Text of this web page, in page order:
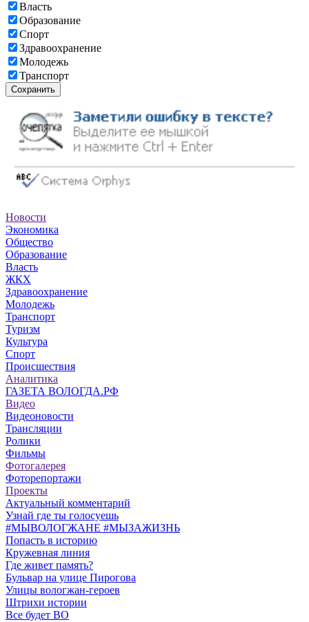
Власть
Образование
Спорт
Здравоохранение
Молодежь
Транспорт
Сохранить
Новости
Экономика
Общество
Образование
Власть
ЖКХ
Здравоохранение
Молодежь
Транспорт
Туризм
Культура
Спорт
Происшествия
Аналитика
ГАЗЕТА ВОЛОГДА.РФ
Видео
Видеоновости
Трансляции
Ролики
Фильмы
Фотогалерея
Фоторепортажи
Проекты
Актуальный комментарий
Узнай где ты голосуешь
#МЫВОЛОГЖАНЕ #МЫЗАЖИЗНЬ
Попасть в историю
Кружевная линия
Где живет память?
Бульвар на улице Пирогова
Улицы вологжан-героев
Штрихи истории
Все будет ВО